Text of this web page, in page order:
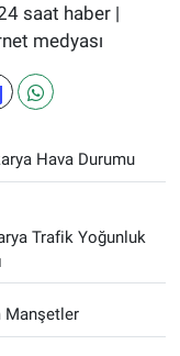
saat haber |
medyası
Hava Durumu
Trafik Yoğunluk
Manşetler